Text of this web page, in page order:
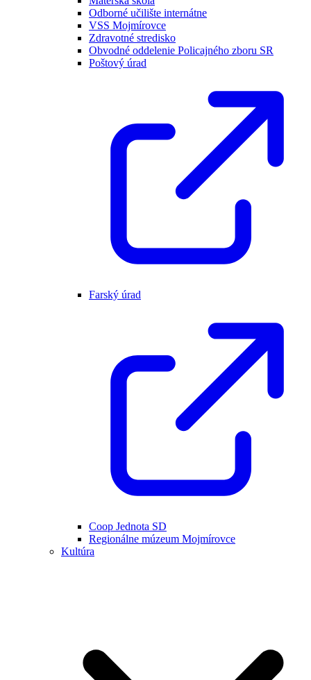
Odborné učilište internátne
VSS Mojmírovce
Zdravotné stredisko
Obvodné oddelenie Policajného zboru SR
Poštový úrad
Farský úrad
Coop Jednota SD
Regionálne múzeum Mojmírovce
Kultúra